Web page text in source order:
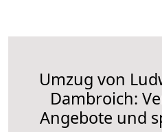
Umzug von
Dambroich:
Angebote und